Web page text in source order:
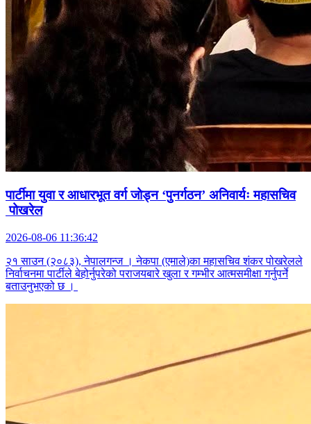
पार्टीमा युवा र आधारभूत वर्ग जोड्न ‘पुनर्गठन’ अनिवार्यः महासचिव
पोखरेल
2026-08-06 11:36:42
२१ साउन (२०८३), नेपालगन्ज । नेकपा (एमाले)का महासचिव शंकर पोखरेलले
निर्वाचनमा पार्टीले बेहोर्नुपरेको पराजयबारे खुला र गम्भीर आत्मसमीक्षा गर्नुपर्ने
बताउनुभएको छ ।